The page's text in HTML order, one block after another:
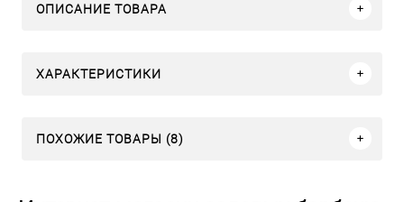
ОПИСАНИЕ ТОВАРА
ХАРАКТЕРИСТИКИ
ПОХОЖИЕ ТОВАРЫ (8)